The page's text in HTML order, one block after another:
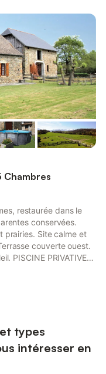
bordure de rivière
Chambres
restaurée dans le
conservées.
prairies. Site calme et
couverte ouest.
PISCINE PRIVATIVE
salon (TV, lecteur
types
intéresser en